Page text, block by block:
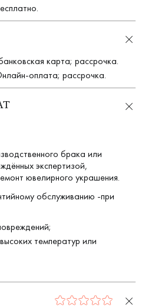
карта; рассрочка.
оплата; рассрочка.
брака или
экспертизой,
ювелирного украшения.
обслуживанию -при
температур или
0